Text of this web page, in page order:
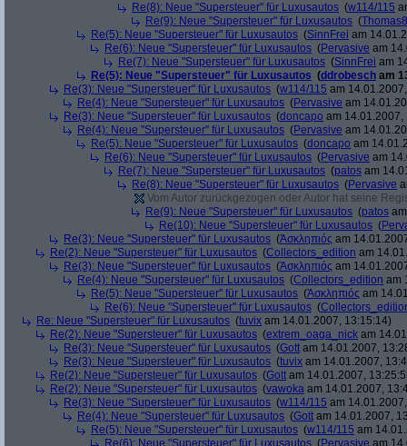
Re(8): Neue "Supersteuer" für Luxusautos (w114/115
Re(9): Neue "Supersteuer" für Luxusautos (
Re(5): Neue "Supersteuer" für Luxusautos (SinnFrei am
Re(6): Neue "Supersteuer" für Luxusautos (Pervasive am
Re(7): Neue "Supersteuer" für Luxusautos (SinnFrei am
Re(5): Neue "Supersteuer" für Luxusautos (ddrobesch am
Re(3): Neue "Supersteuer" für Luxusautos (w114/115 am
Re(4): Neue "Supersteuer" für Luxusautos (Pervasive am
Re(3): Neue "Supersteuer" für Luxusautos (doncapo am 14.01.2007,
Re(4): Neue "Supersteuer" für Luxusautos (Pervasive am
Re(5): Neue "Supersteuer" für Luxusautos (doncapo am
Re(6): Neue "Supersteuer" für Luxusautos (Pervasive am
Re(7): Neue "Supersteuer" für Luxusautos (patos am
Re(8): Neue "Supersteuer" für Luxusautos (Pervasive
Vom Autor zurückgezogen oder Autor hat seine
Re(9): Neue "Supersteuer" für Luxusautos (patos
Re(10): Neue "Supersteuer" für Luxusautos (
Re(3): Neue "Supersteuer" für Luxusautos (Ἀσκληπιός am
Re(2): Neue "Supersteuer" für Luxusautos (Collectors_edition am
Re(3): Neue "Supersteuer" für Luxusautos (Ἀσκληπιός am
Re(4): Neue "Supersteuer" für Luxusautos (Collectors_edition am
Re(5): Neue "Supersteuer" für Luxusautos (Ἀσκληπιός am
Re(6): Neue "Supersteuer" für Luxusautos (
Re: Neue "Supersteuer" für Luxusautos (tuvix am 14.01.2007, 13:15:14)
Re(2): Neue "Supersteuer" für Luxusautos (extrem_oaga_nick am
Re(3): Neue "Supersteuer" für Luxusautos (Gott am 14.01.2007,
Re(3): Neue "Supersteuer" für Luxusautos (tuvix am 14.01.2007,
Re(2): Neue "Supersteuer" für Luxusautos (Gott am 14.01.2007,
Re(2): Neue "Supersteuer" für Luxusautos (vawoka am 14.01.2007,
Re(3): Neue "Supersteuer" für Luxusautos (w114/115 am
Re(4): Neue "Supersteuer" für Luxusautos (Gott am 14.01.2007,
Re(5): Neue "Supersteuer" für Luxusautos (w114/115 am
Re(6): Neue "Supersteuer" für Luxusautos (Pervasive am